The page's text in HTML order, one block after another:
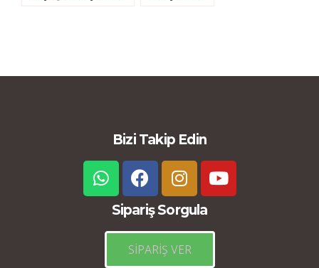
Bizi Takip Edin
Sipariş Sorgula
SİPARİŞ VER